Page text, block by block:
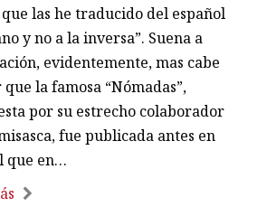
las he traducido del español
y no a la inversa”. Suena a
evidentemente, mas cabe
la famosa “Nómadas”,
por su estrecho colaborador
fue publicada antes en
que en…